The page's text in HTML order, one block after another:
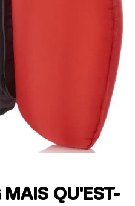
QU'EST-